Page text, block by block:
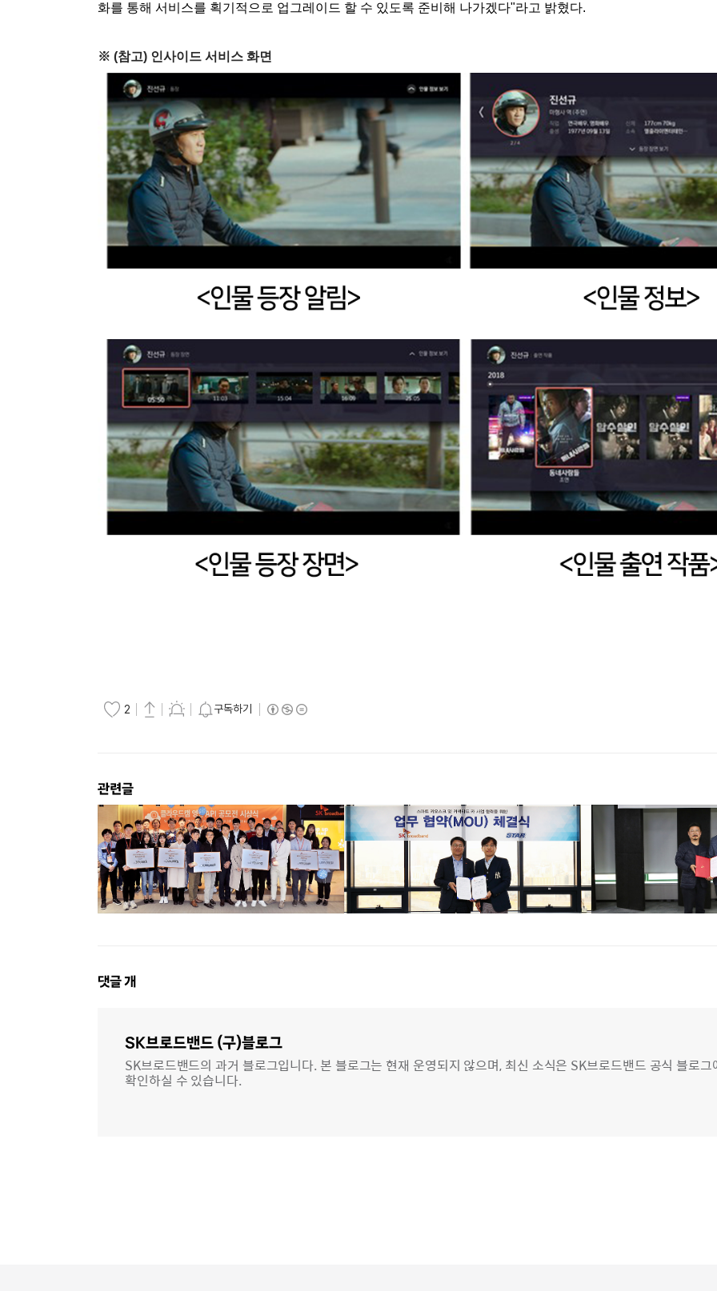
화를 통해 서비스를 획기적으로 업그레이드 할 수 있도록 준비해 나가겠다"라고 밝혔다.
※ (참고) 인사이드 서비스 화면
2 구독하기
관련글
댓
댓글개
SK브로드밴드 (구)블로그
SK브로드밴드의 과거 블로그입니다. 본 블로그는 현재 운영되지 않으며, 최신 소식은 SK브로드밴드 공식 블로그
확인하실 수 있습니다.